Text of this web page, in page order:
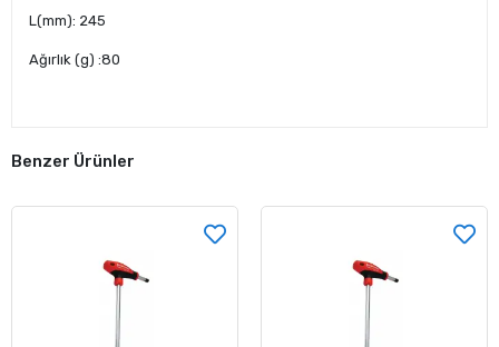
L(mm): 245
Ağırlık (g) :80
Benzer Ürünler